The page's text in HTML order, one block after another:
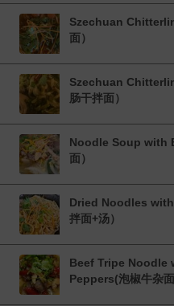
Szechuan
面）
Szechuan
肠干拌面）
Noodle Soup with
面）
Dried Noodles
拌面+汤）
Beef Tripe Noodle
Peppers(泡椒牛杂面